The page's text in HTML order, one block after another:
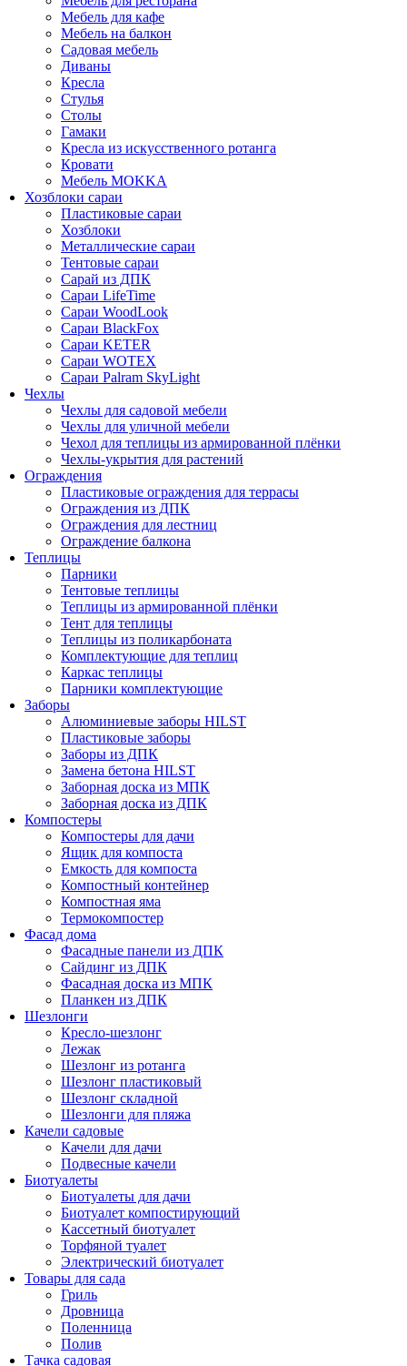
Мебель для кафе
Мебель на балкон
Садовая мебель
Диваны
Кресла
Стулья
Столы
Гамаки
Кресла из искусственного ротанга
Кровати
Мебель MOKKA
Хозблоки сараи
Пластиковые сараи
Хозблоки
Металлические сараи
Тентовые сараи
Сарай из ДПК
Cараи LifeTime
Cараи WoodLook
Сараи BlackFox
Сараи KETER
Сараи WOTEX
Сараи Palram SkyLight
Чехлы
Чехлы для садовой мебели
Чехлы для уличной мебели
Чехол для теплицы из армированной плёнки
Чехлы-укрытия для растений
Ограждения
Пластиковые ограждения для террасы
Ограждения из ДПК
Ограждения для лестниц
Ограждение балкона
Теплицы
Парники
Тентовые теплицы
Теплицы из армированной плёнки
Тент для теплицы
Теплицы из поликарбоната
Комплектующие для теплиц
Каркас теплицы
Парники комплектующие
Заборы
Алюминиевые заборы HILST
Пластиковые заборы
Заборы из ДПК
Замена бетона HILST
Заборная доска из МПК
Заборная доска из ДПК
Компостеры
Компостеры для дачи
Ящик для компоста
Емкость для компоста
Компостный контейнер
Компостная яма
Термокомпостер
Фасад дома
Фасадные панели из ДПК
Сайдинг из ДПК
Фасадная доска из МПК
Планкен из ДПК
Шезлонги
Кресло-шезлонг
Лежак
Шезлонг из ротанга
Шезлонг пластиковый
Шезлонг складной
Шезлонги для пляжа
Качели садовые
Качели для дачи
Подвесные качели
Биотуалеты
Биотуалеты для дачи
Биотуалет компостирующий
Кассетный биотуалет
Торфяной туалет
Электрический биотуалет
Товары для сада
Гриль
Дровница
Поленница
Полив
Тачка садовая